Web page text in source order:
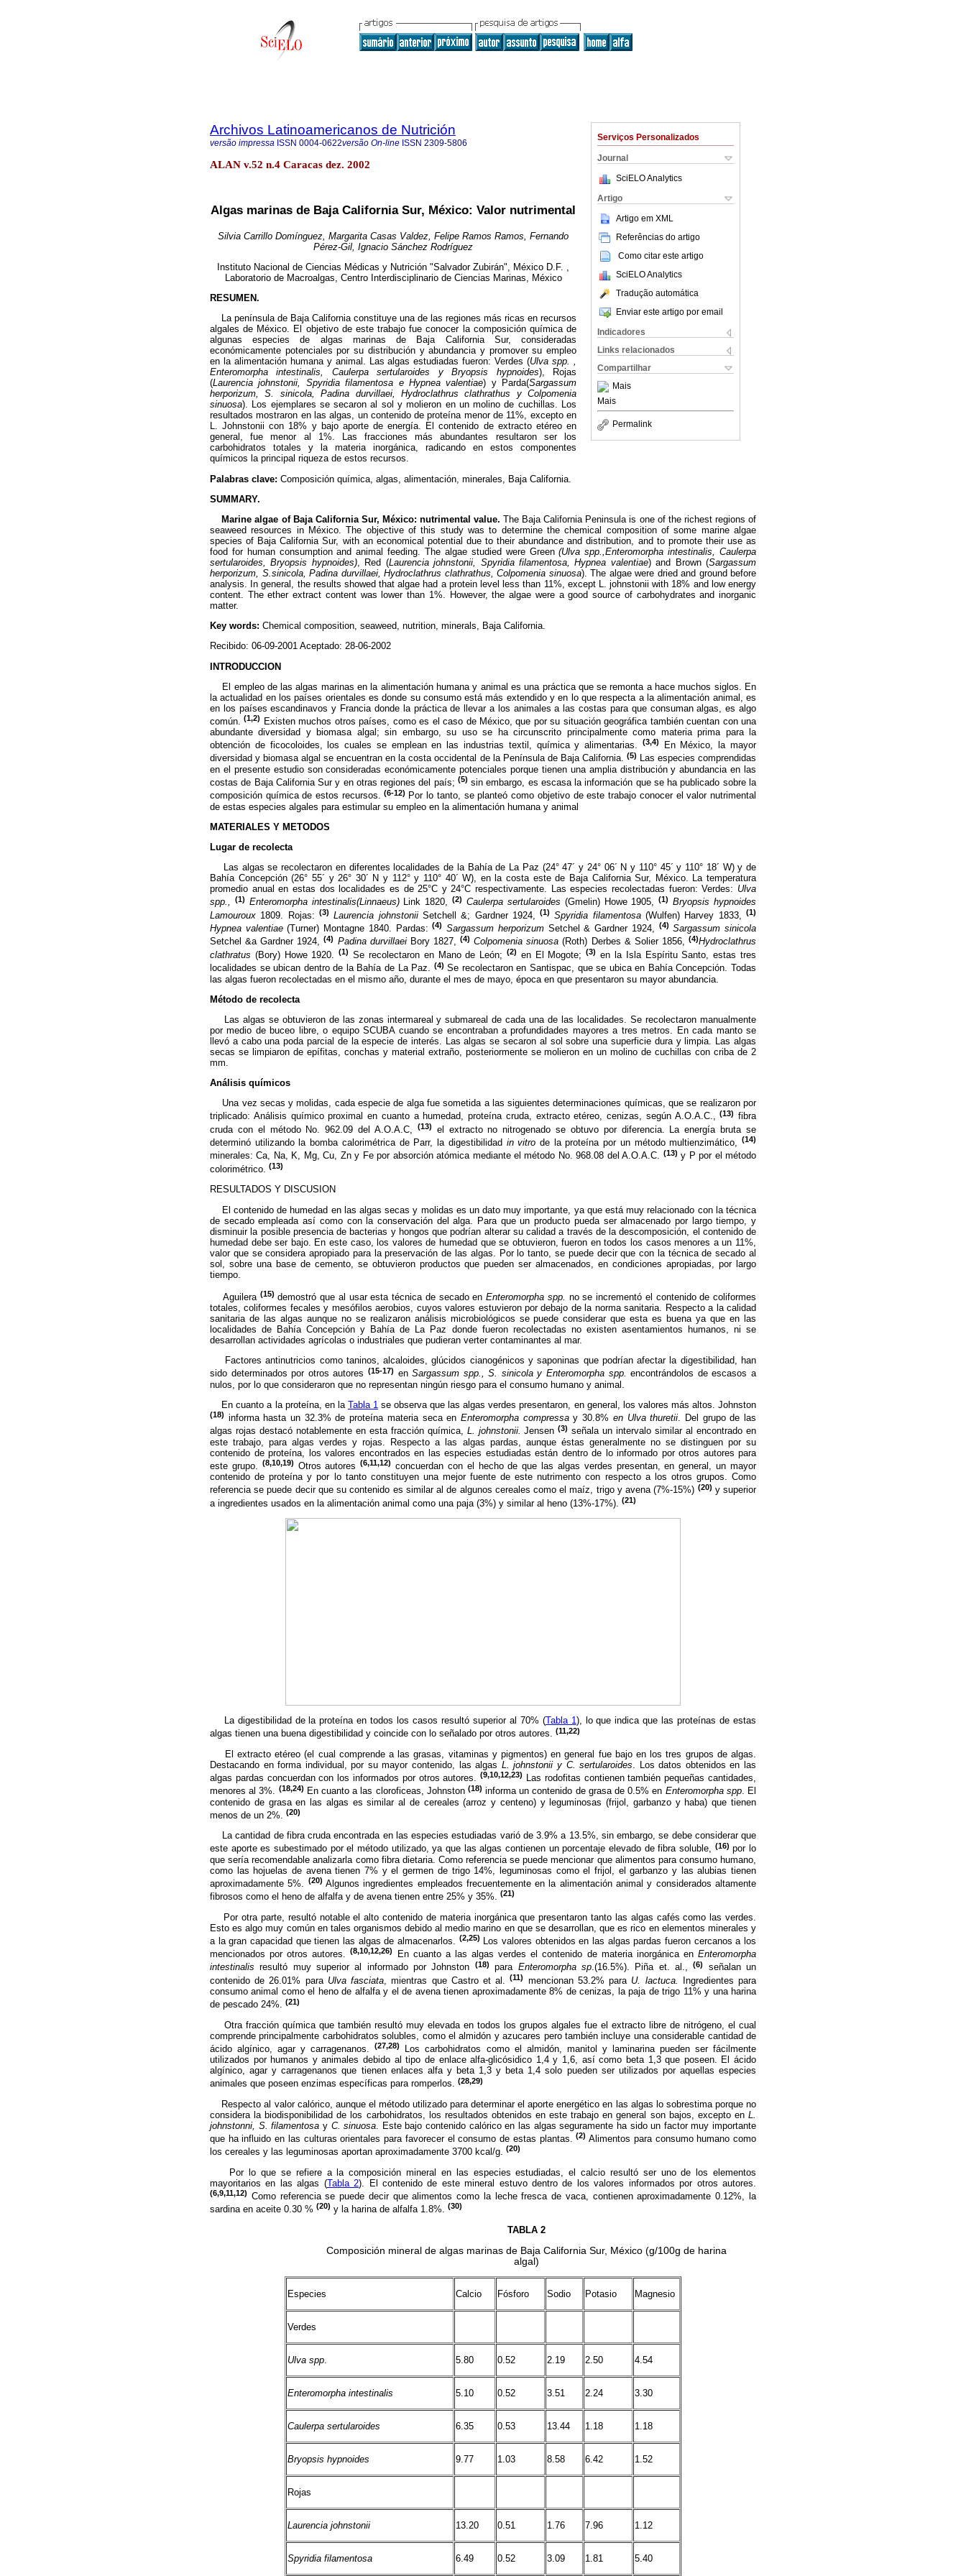
Serviços Personalizados
Journal
SciELO Analytics
Artigo
Artigo em XML
Referências do artigo
Como citar este artigo
SciELO Analytics
Tradução automática
Enviar este artigo por email
Indicadores
Links relacionados
Compartilhar
Mais
Mais
Permalink
Archivos Latinoamericanos de Nutrición
versão impressa ISSN 0004-0622versão On-line ISSN 2309-5806
ALAN v.52 n.4 Caracas dez. 2002
Algas marinas de Baja California Sur, México: Valor nutrimental
Silvia Carrillo Domínguez, Margarita Casas Valdez, Felipe Ramos Ramos, Fernando
Pérez-Gil, Ignacio Sánchez Rodríguez
Instituto Nacional de Ciencias Médicas y Nutrición "Salvador Zubirán", México D.F. ,
Laboratorio de Macroalgas, Centro Interdisciplinario de Ciencias Marinas, México
RESUMEN.
La península de Baja California constituye una de las regiones más ricas en recursos
algales de México. El objetivo de este trabajo fue conocer la composición química de
algunas especies de algas marinas de Baja California Sur, consideradas
económicamente potenciales por su distribución y abundancia y promover su empleo
en la alimentación humana y animal. Las algas estudiadas fueron: Verdes (Ulva spp. ,
Enteromorpha intestinalis, Caulerpa sertularoides y Bryopsis hypnoides), Rojas
(Laurencia johnstonii, Spyridia filamentosa e Hypnea valentiae) y Parda(Sargassum
herporizum, S. sinicola, Padina durvillaei, Hydroclathrus clathrathus y Colpomenia
sinuosa). Los ejemplares se secaron al sol y molieron en un molino de cuchillas. Los
resultados mostraron en las algas, un contenido de proteína menor de 11%, excepto en
L. Johnstonii con 18% y bajo aporte de energía. El contenido de extracto etéreo en
general, fue menor al 1%. Las fracciones más abundantes resultaron ser los
carbohidratos totales y la materia inorgánica, radicando en estos componentes
químicos la principal riqueza de estos recursos.
Palabras clave: Composición química, algas, alimentación, minerales, Baja California.
SUMMARY.
Marine algae of Baja California Sur, México: nutrimental value.The Baja California Peninsula is one of the richest regions of
seaweed resources in México. The objective of this study was to determine the chemical composition of some marine algae
species of Baja California Sur, with an economical potential due to their abundance and distribution, and to promote their use as
food for human consumption and animal feeding. The algae studied were Green(Ulva spp.,Enteromorpha intestinalis, Caulerpa
sertularoides, Bryopsis hypnoides), Red (Laurencia johnstonii, Spyridia filamentosa, Hypnea valentiae) and Brown (Sargassum
herporizum, S.sinicola, Padina durvillaei, Hydroclathrus clathrathus, Colpomenia sinuosa). The algae were dried and ground before
analysis. In general, the results showed that algae had a protein level less than 11%, except L. johnstonii with 18% and low energy
content. The ether extract content was lower than 1%. However, the algae were a good source of carbohydrates and inorganic
matter.
Key words: Chemical composition, seaweed, nutrition, minerals, Baja California.
Recibido: 06-09-2001 Aceptado: 28-06-2002
INTRODUCCION
El empleo de las algas marinas en la alimentación humana y animal es una práctica que se remonta a hace muchos siglos. En
la actualidad en los países orientales es donde su consumo está más extendido y en lo que respecta a la alimentación animal, es
en los países escandinavos y Francia donde la práctica de llevar a los animales a las costas para que consuman algas, es algo
común.(1,2)
Existen muchos otros países, como es el caso de México, que por su situación geográfica también cuentan con una
abundante diversidad y biomasa algal; sin embargo, su uso se ha circunscrito principalmente como materia prima para la
obtención de ficocoloides, los cuales se emplean en las industrias textil, química y alimentarias.
(3,4)
En México, la mayor
diversidad y biomasa algal se encuentran en la costa occidental de la Península de Baja California. (5) Las especies comprendidas
en el presente estudio son consideradas económicamente potenciales porque tienen una amplia distribución y abundancia en las
costas de Baja California Sur y en otras regiones del país; (5) sin embargo, es escasa la información que se ha publicado sobre la
composición química de estos recursos. (6-12) Por lo tanto, se planteó como objetivo de este trabajo conocer el valor nutrimental
de estas especies algales para estimular su empleo en la alimentación humana y animal
MATERIALES Y METODOS
Lugar de recolecta
Las algas se recolectaron en diferentes localidades de la Bahía de La Paz (24° 47´ y 24° 06´ N y 110° 45´ y 110° 18´ W) y de
Bahía Concepción (26° 55´ y 26° 30´ N y 112° y 110° 40´ W), en la costa este de Baja California Sur, México. La temperatura
promedio anual en estas dos localidades es de 25°C y 24°C respectivamente. Las especies recolectadas fueron: Verdes: Ulva
spp.,
(1) Enteromorpha intestinalis(Linnaeus)Link 1820,(2) Caulerpa sertularoides (Gmelin) Howe 1905,(1) Bryopsis hypnoides
Lamouroux 1809. Rojas: (3) Laurencia johnstoniiSetchell &; Gardner 1924,(1) Spyridia filamentosa(Wulfen) Harvey 1833, (1)
Hypnea valentiae(Turner) Montagne 1840. Pardas:(4) Sargassum herporizumSetchel & Gardner 1924, (4) Sargassum sinicola
Setchel &a Gardner 1924,(4) Padina durvillaeiBory 1827,(4) Colpomenia sinuosa (Roth) Derbes & Solier 1856,(4)Hydroclathrus
clathratus (Bory) Howe 1920.(1) Se recolectaron en Mano de León;(2) en El Mogote;(3) en la Isla Espíritu Santo, estas tres
localidades se ubican dentro de la Bahía de La Paz. (4) Se recolectaron en Santispac, que se ubica en Bahía Concepción. Todas
las algas fueron recolectadas en el mismo año, durante el mes de mayo, época en que presentaron su mayor abundancia.
Método de recolecta
Las algas se obtuvieron de las zonas intermareal y submareal de cada una de las localidades. Se recolectaron manualmente
por medio de buceo libre, o equipo SCUBA cuando se encontraban a profundidades mayores a tres metros. En cada manto se
llevó a cabo una poda parcial de la especie de interés. Las algas se secaron al sol sobre una superficie dura y limpia. Las algas
secas se limpiaron de epífitas, conchas y material extraño, posteriormente se molieron en un molino de cuchillas con criba de 2
mm.
Análisis químicos
Una vez secas y molidas, cada especie de alga fue sometida a las siguientes determinaciones químicas, que se realizaron por
triplicado: Análisis químico proximal en cuanto a humedad, proteína cruda, extracto etéreo, cenizas, según A.O.A.C.,(13) fibra
cruda con el método No. 962.09 del A.O.A.C,
(13)
el extracto no nitrogenado se obtuvo por diferencia. La energía bruta se
determinó utilizando la bomba calorimétrica de Parr, la digestibilidad in vitro de la proteína por un método multienzimático,(14)
minerales: Ca, Na, K, Mg, Cu, Zn y Fe por absorción atómica mediante el método No. 968.08 del A.O.A.C. (13) y P por el método
colorimétrico. (13)
RESULTADOS Y DISCUSION
El contenido de humedad en las algas secas y molidas es un dato muy importante, ya que está muy relacionado con la técnica
de secado empleada así como con la conservación del alga. Para que un producto pueda ser almacenado por largo tiempo, y
disminuir la posible presencia de bacterias y hongos que podrían alterar su calidad a través de la descomposición, el contenido de
humedad debe ser bajo. En este caso, los valores de humedad que se obtuvieron, fueron en todos los casos menores a un 11%,
valor que se considera apropiado para la preservación de las algas. Por lo tanto, se puede decir que con la técnica de secado al
sol, sobre una base de cemento, se obtuvieron productos que pueden ser almacenados, en condiciones apropiadas, por largo
tiempo.
Aguilera (15) demostró que al usar esta técnica de secado enEnteromorpha spp. no se incrementó el contenido de coliformes
totales, coliformes fecales y mesófilos aerobios, cuyos valores estuvieron por debajo de la norma sanitaria. Respecto a la calidad
sanitaria de las algas aunque no se realizaron análisis microbiológicos se puede considerar que esta es buena ya que en las
localidades de Bahía Concepción y Bahía de La Paz donde fueron recolectadas no existen asentamientos humanos, ni se
desarrollan actividades agrícolas o industriales que pudieran verter contaminantes al mar.
Factores antinutricios como taninos, alcaloides, glúcidos cianogénicos y saponinas que podrían afectar la digestibilidad, han
sido determinados por otros autores (15-17) enSargassum spp., S. sinicola y Enteromorpha spp. encontrándolos de escasos a
nulos, por lo que consideraron que no representan ningún riesgo para el consumo humano y animal.
En cuanto a la proteína, en la Tabla 1 se observa que las algas verdes presentaron, en general, los valores más altos. Johnston
(18) informa hasta un 32.3% de proteína materia seca en Enteromorpha compressay 30.8% en Ulva thuretii. Del grupo de las
algas rojas destacó notablemente en esta fracción química, L. johnstonii. Jensen(3) señala un intervalo similar al encontrado en
este trabajo, para algas verdes y rojas. Respecto a las algas pardas, aunque éstas generalmente no se distinguen por su
contenido de proteína, los valores encontrados en las especies estudiadas están dentro de lo informado por otros autores para
este grupo. (8,10,19) Otros autores(6,11,12) concuerdan con el hecho de que las algas verdes presentan, en general, un mayor
contenido de proteína y por lo tanto constituyen una mejor fuente de este nutrimento con respecto a los otros grupos. Como
referencia se puede decir que su contenido es similar al de algunos cereales como el maíz, trigo y avena (7%-15%) (20) y superior
a ingredientes usados en la alimentación animal como una paja (3%) y similar al heno (13%-17%).
(21)
La digestibilidad de la proteína en todos los casos resultó superior al 70% (Tabla 1), lo que indica que las proteínas de estas
algas tienen una buena digestibilidad y coincide con lo señalado por otros autores. (11,22)
El extracto etéreo (el cual comprende a las grasas, vitaminas y pigmentos) en general fue bajo en los tres grupos de algas.
Destacando en forma individual, por su mayor contenido, las algas L. johnstonii y C. sertularoides . Los datos obtenidos en las
algas pardas concuerdan con los informados por otros autores.(9,10,12,23)
Las rodofitas contienen también pequeñas cantidades,
menores al 3%. (18,24) En cuanto a las cloroficeas, Johnston (18) informa un contenido de grasa de 0.5% en Enteromorpha spp. El
contenido de grasa en las algas es similar al de cereales (arroz y centeno) y leguminosas (frijol, garbanzo y haba) que tienen
menos de un 2%. (20)
La cantidad de fibra cruda encontrada en las especies estudiadas varió de 3.9% a 13.5%, sin embargo, se debe considerar que
este aporte es subestimado por el método utilizado, ya que las algas contienen un porcentaje elevado de fibra soluble, (16) por lo
que sería recomendable analizarla como fibra dietaria. Como referencia se puede mencionar que alimentos para consumo humano,
como las hojuelas de avena tienen 7% y el germen de trigo 14%, leguminosas como el frijol, el garbanzo y las alubias tienen
aproximadamente 5%. (20) Algunos ingredientes empleados frecuentemente en la alimentación animal y considerados altamente
fibrosos como el heno de alfalfa y de avena tienen entre 25% y 35%. (21)
Por otra parte, resultó notable el alto contenido de materia inorgánica que presentaron tanto las algas cafés como las verdes.
Esto es algo muy común en tales organismos debido al medio marino en que se desarrollan, que es rico en elementos minerales y
a la gran capacidad que tienen las algas de almacenarlos.
(2,25)
Los valores obtenidos en las algas pardas fueron cercanos a los
mencionados por otros autores.(8,10,12,26) En cuanto a las algas verdes el contenido de materia inorgánica enEnteromorpha
intestinalis resultó muy superior al informado por Johnston (18) para Enteromorpha sp.(16.5%). Piña et. al.,(6)
señalan un
contenido de 26.01% para Ulva fasciata, mientras que Castro et al.(11) mencionan 53.2% para U. lactuca.
Ingredientes para
consumo animal como el heno de alfalfa y el de avena tienen aproximadamente 8% de cenizas, la paja de trigo 11% y una harina
de pescado 24%. (21)
Otra fracción química que también resultó muy elevada en todos los grupos algales fue el extracto libre de nitrógeno, el cual
comprende principalmente carbohidratos solubles, como el almidón y azucares pero también incluye una considerable cantidad de
ácido algínico, agar y carragenanos.(27,28)
Los carbohidratos como el almidón, manitol y laminarina pueden ser fácilmente
utilizados por humanos y animales debido al tipo de enlace alfa-glicósidico 1,4 y 1,6, así como beta 1,3 que poseen. El ácido
algínico, agar y carragenanos que tienen enlaces alfa y beta 1,3 y beta 1,4 solo pueden ser utilizados por aquellas especies
animales que poseen enzimas específicas para romperlos. (28,29)
Respecto al valor calórico, aunque el método utilizado para determinar el aporte energético en las algas lo sobrestima porque no
considera la biodisponibilidad de los carbohidratos, los resultados obtenidos en este trabajo en general son bajos, excepto en L.
johnstonni, S. filamentosa y C. sinuosa . Este bajo contenido calórico en las algas seguramente ha sido un factor muy importante
que ha influido en las culturas orientales para favorecer el consumo de estas plantas.(2) Alimentos para consumo humano como
los cereales y las leguminosas aportan aproximadamente 3700 kcal/g. (20)
Por lo que se refiere a la composición mineral en las especies estudiadas, el calcio resultó ser uno de los elementos
mayoritarios en las algas (Tabla 2). El contenido de este mineral estuvo dentro de los valores informados por otros autores.
(6,9,11,12) Como referencia se puede decir que alimentos como la leche fresca de vaca, contienen aproximadamente 0.12%, la
sardina en aceite 0.30 % (20) y la harina de alfalfa 1.8%. (30)
TABLA 2
Composición mineral de algas marinas de Baja California Sur, México (g/100g de harina
algal)
Especies Calcio Fósforo Sodio Potasio Magnesio
Verdes
Ulva spp. 5.80 0.52 2.19 2.50 4.54
Enteromorpha intestinalis 5.10 0.52 3.51 2.24 3.30
Caulerpa sertularoides 6.35 0.53 13.44 1.18 1.18
Bryopsis hypnoides 9.77 1.03 8.58 6.42 1.52
Rojas
Laurencia johnstonii 13.20 0.51 1.76 7.96 1.12
Spyridia filamentosa 6.49 0.52 3.09 1.81 5.40